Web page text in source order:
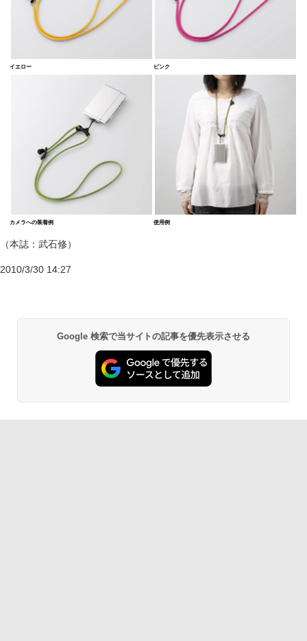
イエロー ピンク
カメラへの装着例 使用例
（本誌：武石修）
2010/3/30 14:27
Google 検索で当サイトの記事を優先表示させる